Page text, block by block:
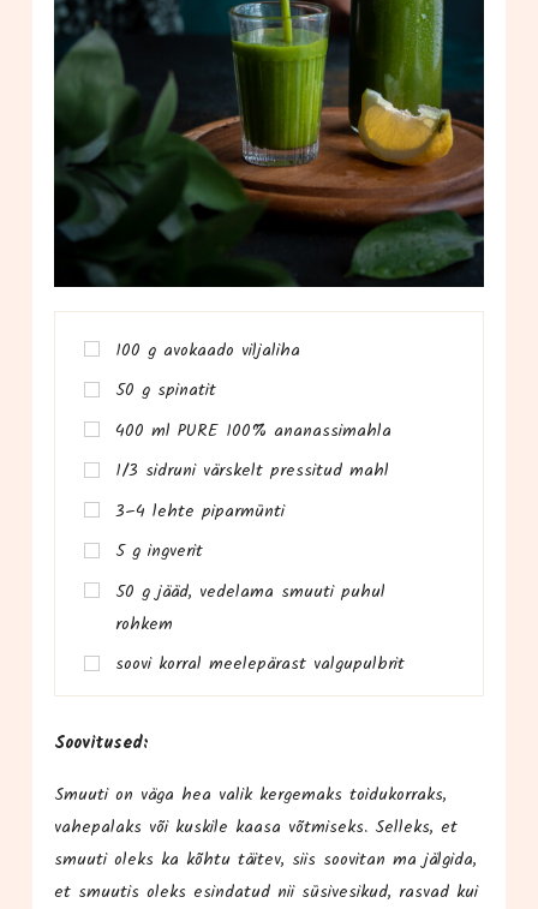
100 g avo­kaa­do viljaliha
50 g spinatit
400 ml PURE 100% ananassimahla
1/3 sid­runi värs­kelt pres­si­tud mahl
3–4 leh­te piparmünti
5 g ingverit
50 g jääd, vede­la­ma smuu­ti puhul
rohkem
soo­vi kor­ral mee­le­pä­rast valgupulbrit
Soo­vi­tu­sed:
Smuu­ti on väga hea valik ker­ge­maks toi­du­kor­raks,
vahe­pa­laks või kus­ki­le kaa­sa võt­miseks. Sel­leks, et
smuu­ti oleks ka kõh­tu täi­tev, siis soo­vi­tan ma jälgida,
et smuutis oleks esin­da­tud nii süsi­ve­si­kud, ras­vad kui